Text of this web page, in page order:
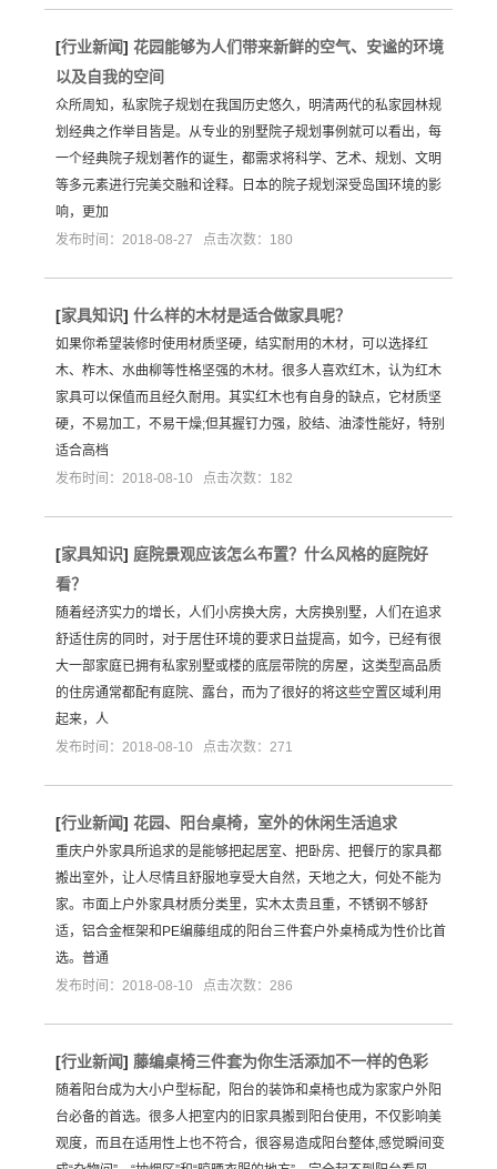
[行业新闻] 花园能够为人们带来新鲜的空气、安谧的环境
以及自我的空间
众所周知，私家院子规划在我国历史悠久，明清两代的私家园林规
划经典之作举目皆是。从专业的别墅院子规划事例就可以看出，每
一个经典院子规划著作的诞生，都需求将科学、艺术、规划、文明
等多元素进行完美交融和诠释。日本的院子规划深受岛国环境的影
响，更加
发布时间：2018-08-27 点击次数：180
[家具知识] 什么样的木材是适合做家具呢？
如果你希望装修时使用材质坚硬，结实耐用的木材，可以选择红
木、柞木、水曲柳等性格坚强的木材。很多人喜欢红木，认为红木
家具可以保值而且经久耐用。其实红木也有自身的缺点，它材质坚
硬，不易加工，不易干燥;但其握钉力强，胶结、油漆性能好，特别
适合高档
发布时间：2018-08-10 点击次数：182
[家具知识] 庭院景观应该怎么布置？什么风格的庭院好
看？
随着经济实力的增长，人们小房换大房，大房换别墅，人们在追求
舒适住房的同时，对于居住环境的要求日益提高，如今，已经有很
大一部家庭已拥有私家别墅或楼的底层带院的房屋，这类型高品质
的住房通常都配有庭院、露台，而为了很好的将这些空置区域利用
起来，人
发布时间：2018-08-10 点击次数：271
[行业新闻] 花园、阳台桌椅，室外的休闲生活追求
重庆户外家具所追求的是能够把起居室、把卧房、把餐厅的家具都
搬出室外，让人尽情且舒服地享受大自然，天地之大，何处不能为
家。市面上户外家具材质分类里，实木太贵且重，不锈钢不够舒
适，铝合金框架和PE编藤组成的阳台三件套户外桌椅成为性价比首
选。普通
发布时间：2018-08-10 点击次数：286
[行业新闻] 藤编桌椅三件套为你生活添加不一样的色彩
随着阳台成为大小户型标配，阳台的装饰和桌椅也成为家家户外阳
台必备的首选。很多人把室内的旧家具搬到阳台使用，不仅影响美
观度，而且在适用性上也不符合，很容易造成阳台整体,感觉瞬间变